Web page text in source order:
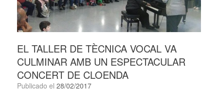
EL TALLER DE TÈCNICA VOCAL VA
CULMINAR AMB UN ESPECTACULAR
CONCERT DE CLOENDA
Publicado el 28/02/2017